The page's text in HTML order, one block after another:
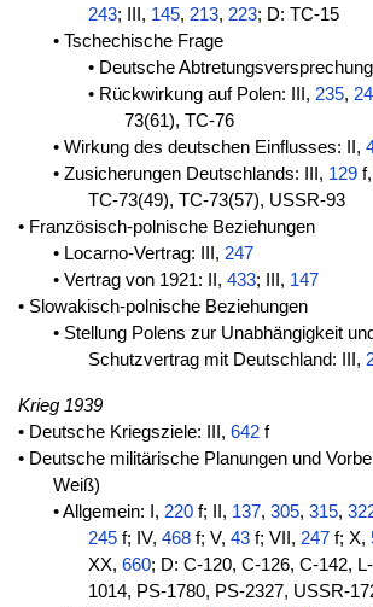
243; III, 145,213,223; D: TC-15
• Tschechische Frage
• Deutsche
• Rückwirkung auf Polen: III,235,
73(61), TC-76
• Wirkung des deutschen Einflusses: II,
• Zusicherungen Deutschlands: III, 129f,
TC-73(49), TC-73(57), USSR-93
• Französisch-polnische Beziehungen
• Locarno-Vertrag: III, 247
• Vertrag von 1921: II, 433; III, 147
• Slowakisch-polnische Beziehungen
• Stellung Polens zur Unabhängigkeit
Schutzvertrag mit Deutschland: III,
Krieg 1939
• Deutsche Kriegsziele: III, 642f
• Deutsche militärische Planungen und
Weiß)
• Allgemein: I, 220f; II, 137, 305, 315,
245 f; IV,468 f; V,43 f; VII, 247 f; X,
XX,660; D: C-120, C-126, C-142,
1014, PS-1780, PS-2327, USSR-